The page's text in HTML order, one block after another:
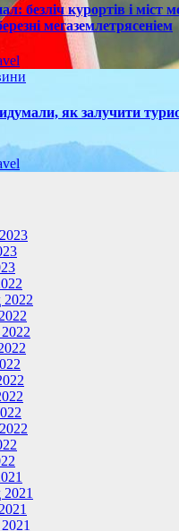
безліч курортів і міст
мегаземлетрясеніем
як залучити
2022